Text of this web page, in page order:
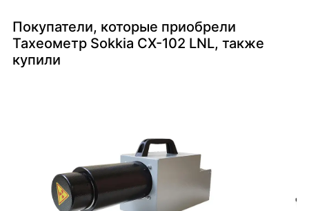
Покупатели, которые приобрели
Тахеометр Sokkia CX-102 LNL, также
купили